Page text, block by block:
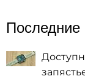
Последние